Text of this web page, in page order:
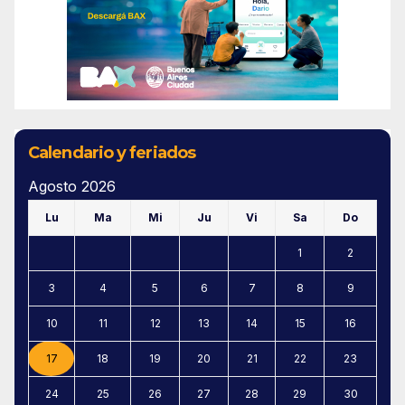
Calendario y feriados
Agosto 2026
Lu Ma Mi Ju Vi Sa Do
1 2
3 4 5 6 7 8 9
10 11 12 13 14 15 16
17 18 19 20 21 22 23
24 25 26 27 28 29 30